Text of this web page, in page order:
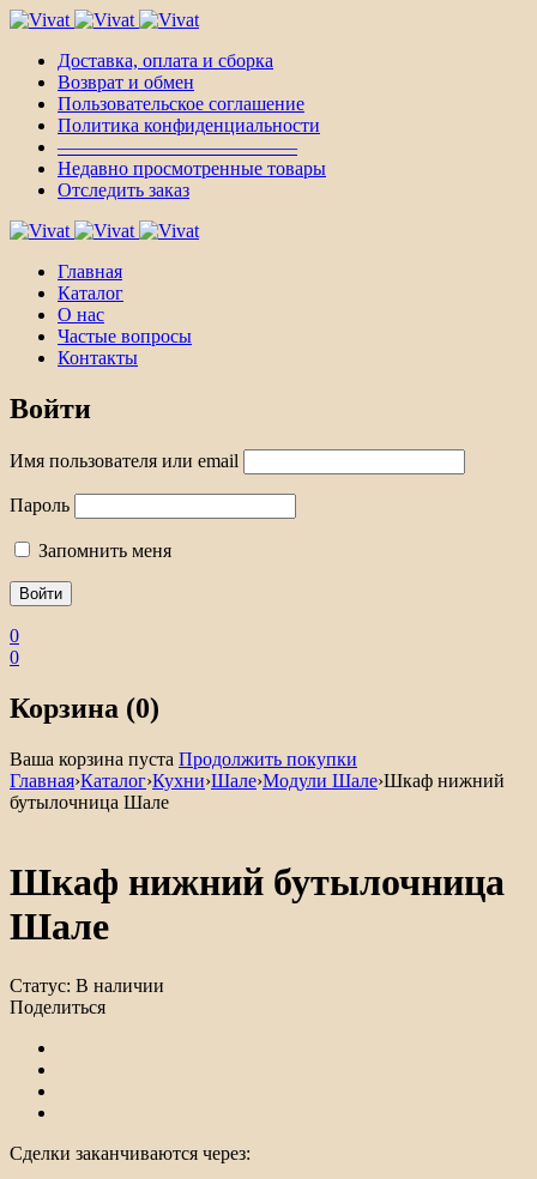
Доставка, оплата и сборка
Возврат и обмен
Пользовательское соглашение
Политика конфиденциальности
————————————–
Недавно просмотренные товары
Отследить заказ
Главная
Каталог
О нас
Частые вопросы
Контакты
Войти
Имя пользователя или email
Пароль
Запомнить меня
0
0
Корзина (0)
Ваша корзина пуста Продолжить покупки
Главная›Каталог›Кухни›Шале›Модули Шале›Шкаф нижний
бутылочница Шале
Шкаф нижний бутылочница
Шале
Статус: В наличии
Поделиться
Сделки заканчиваются через: